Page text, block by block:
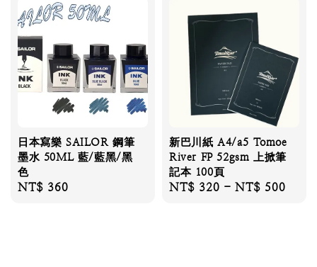
日本寫樂 SAILOR 鋼筆
墨水 50ML 藍/藍黑/黑
色
Regular
NT$ 360
新巴川紙 A4/a5 Tomoe
River FP 52gsm 上掀筆
記本 100頁
Regular
NT$ 320 -NT$ 500